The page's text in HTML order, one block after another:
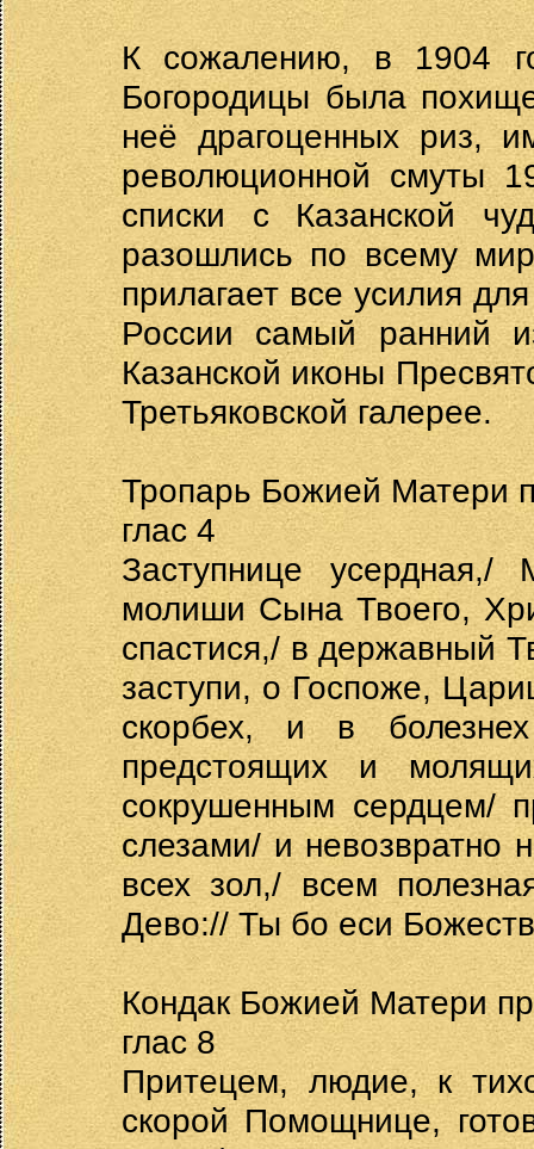
К сожалению, в 1904
Богородицы была
неё драгоценных риз,
революционной смуты
списки с Казанской
разошлись по всему
прилагает все усилия
России самый ранний
Казанской иконы
Третьяковской галерее.
Тропарь Божией Матери
глас 4
Заступнице
молиши Сына Твоего,
спастися,/ в державный
заступи, о Госпоже,
скорбех, и в
предстоящих и
сокрушенным сердцем/
слезами/ и невозвратно
всех зол,/ всем
Дево:// Ты бо еси
Кондак Божией Матери
глас 8
Притецем, людие, к
скорой Помощнице,